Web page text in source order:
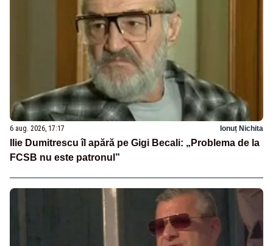
6 aug. 2026, 17:17 Ionuț Nichita
Ilie Dumitrescu îl apără pe Gigi Becali: „Problema de la
FCSB nu este patronul”